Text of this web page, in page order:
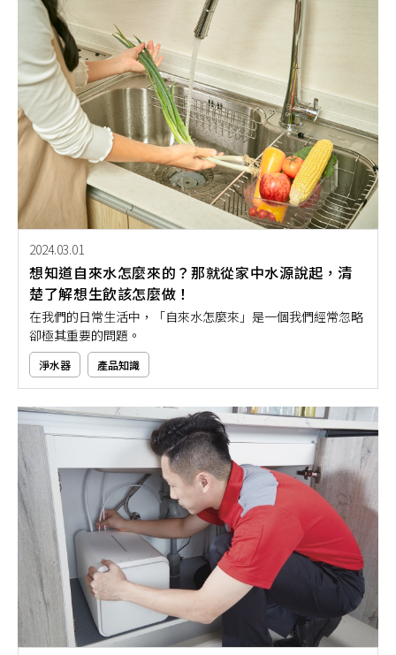
2024.03.01
想知道自來水怎麼來的？那就從家中水源說起，清
楚了解想生飲該怎麼做！
在我們的日常生活中，「自來水怎麼來」是一個我們經常忽略
卻極其重要的問題。
淨水器 產品知識